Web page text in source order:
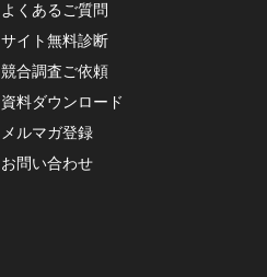
よくあるご質問
サイト無料診断
競合調査ご依頼
資料ダウンロード
メルマガ登録
お問い合わせ